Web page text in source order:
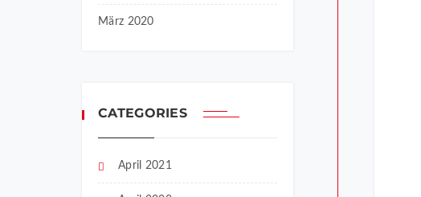
März 2020
CATEGORIES
April 2021